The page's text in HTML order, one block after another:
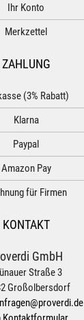
Ihr Konto
Merkzettel
ZAHLUNG
(3% Rabatt)
Klarna
Paypal
Amazon Pay
für Firmen
KONTAKT
GmbH
Straße 3
Großolbersdorf